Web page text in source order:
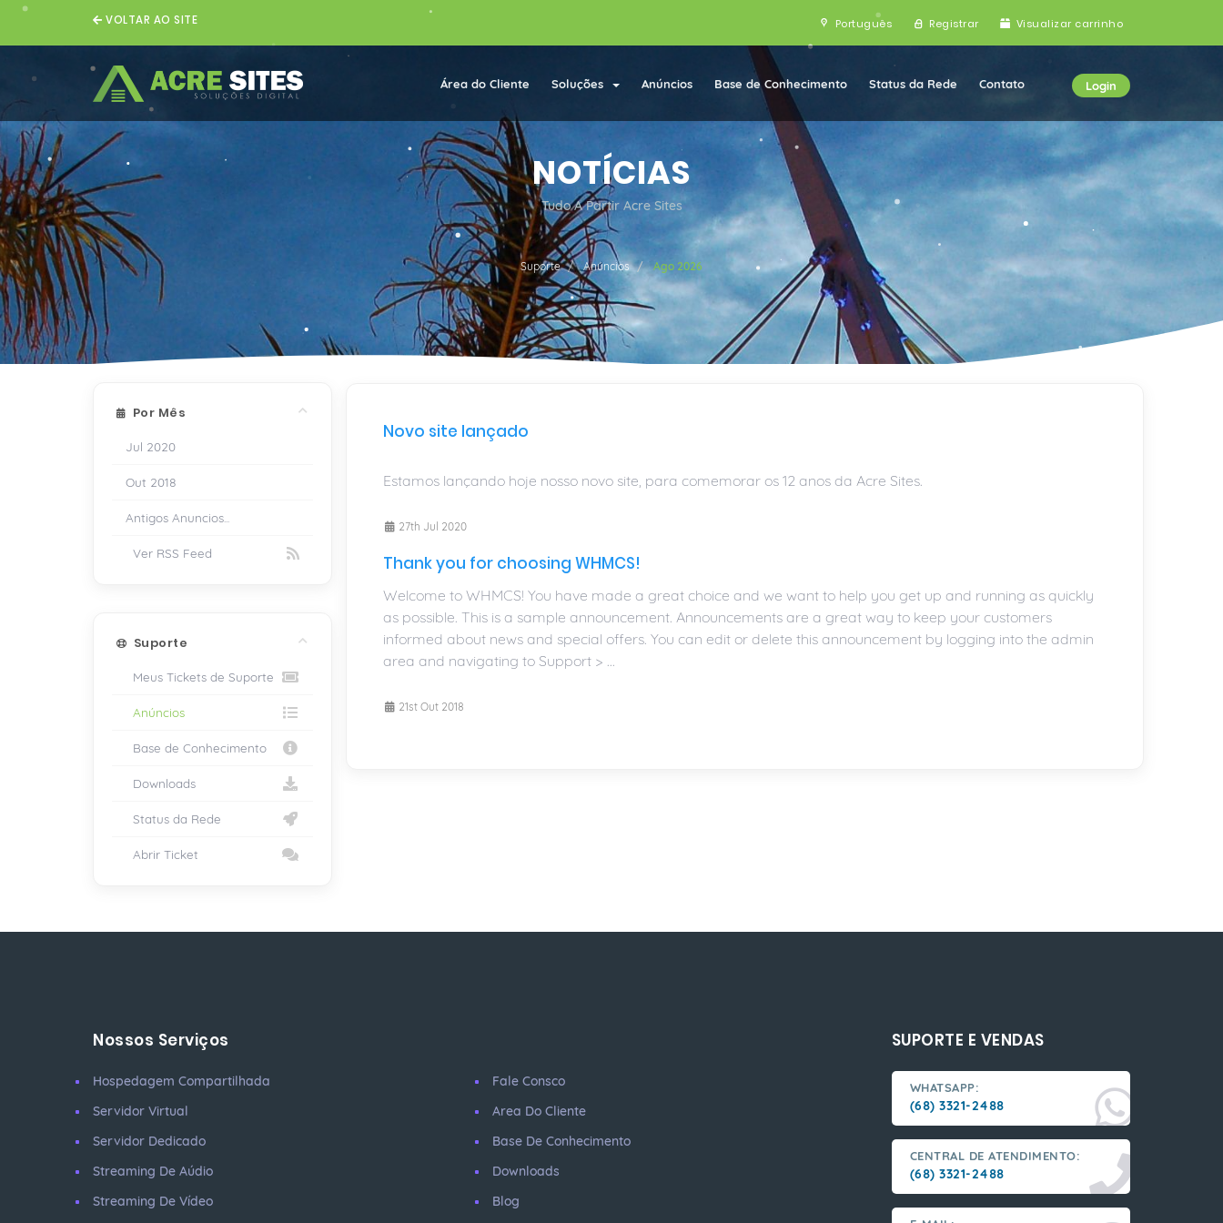
VOLTAR AO SITE Português Registrar Visualizar carrinho
Área do Cliente Soluções Anúncios Base de Conhecimento Status da Rede Contato Login
NOTÍCIAS
Tudo A Partir Acre Sites
Suporte Anúncios Ago 2026
Por Mês
Jul 2020
Out 2018
Antigos Anuncios...
Ver RSS Feed
Novo site lançado
Estamos lançando hoje nosso novo site, para comemorar os 12 anos da Acre Sites.
27th Jul 2020
Thank you for choosing WHMCS!
Welcome to WHMCS! You have made a great choice and we want to help you get up and running as quickly
as possible. This is a sample announcement. Announcements are a great way to keep your customers
informed about news and special offers. You can edit or delete this announcement by logging into the admin
area and navigating to Support > ...
21st Out 2018
Suporte
Meus Tickets de Suporte
Anúncios
Base de Conhecimento
Downloads
Status da Rede
Abrir Ticket
Nossos Serviços
Hospedagem Compartilhada
Servidor Virtual
Servidor Dedicado
Streaming De Aúdio
Streaming De Vídeo
Fale Consco
Area Do Cliente
Base De Conhecimento
Downloads
Blog
SUPORTE E VENDAS
WHATSAPP:
(68) 3321-2488
CENTRAL DE ATENDIMENTO:
(68) 3321-2488